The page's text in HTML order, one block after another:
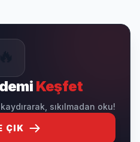
Keşfet
sıkılmadan oku!
ÇIK